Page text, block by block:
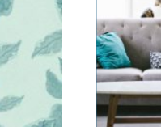
vara en
för fam...